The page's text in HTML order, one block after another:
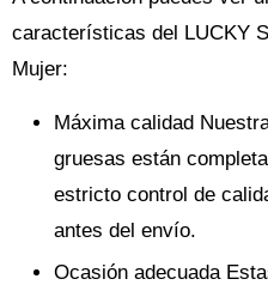
características del LUCKY
Mujer:
Máxima calidad
gruesas están
estricto control de
antes del envío.
Ocasión adecuada